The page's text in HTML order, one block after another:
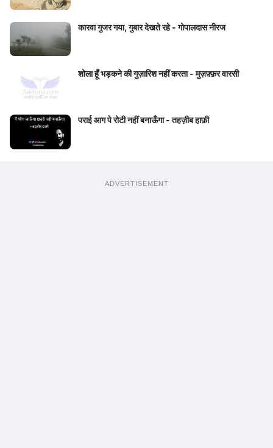
कारवा गुजर गया, गुबार देखते रहे - गोपालदास नीरज
शोला हूँ भड़कने की गुज़ारिश नहीं करता - मुज़फ़्फ़र वारसी
पराई आग पे रोटी नहीं बनाऊँगा - तहज़ीब हाफ़ी
ADVERTISEMENT